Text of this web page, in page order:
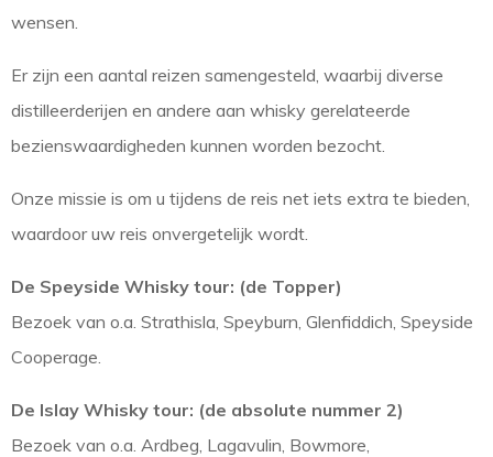
wensen.
Er zijn een aantal reizen samengesteld, waarbij diverse
distilleerderijen en andere aan whisky gerelateerde
bezienswaardigheden kunnen worden bezocht.
Onze missie is om u tijdens de reis net iets extra te bieden,
waardoor uw reis onvergetelijk wordt.
De Speyside Whisky tour: (de Topper)
Bezoek van o.a. Strathisla, Speyburn, Glenfiddich, Speyside
Cooperage.
De Islay Whisky tour: (de absolute nummer 2)
Bezoek van o.a. Ardbeg, Lagavulin, Bowmore,